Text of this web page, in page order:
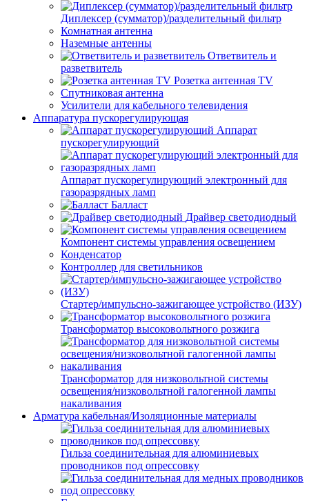
Диплексер (сумматор)/разделительный фильтр
Комнатная антенна
Наземные антенны
Ответвитель и
разветвитель
Розетка антенная TV
Спутниковая антенна
Усилители для кабельного телевидения
Аппаратура пускорегулирующая
Аппарат
пускорегулирующий
Аппарат пускорегулирующий электронный для
газоразрядных ламп
Балласт
Драйвер светодиодный
Компонент системы управления освещением
Конденсатор
Контроллер для светильников
Стартер/импульсно-зажигающее устройство (ИЗУ)
Трансформатор высоковольтного розжига
Трансформатор для низковольтной системы
освещения/низковольтной галогенной лампы
накаливания
Арматура кабельная/Изоляционные материалы
Гильза соединительная для алюминиевых
проводников под опрессовку